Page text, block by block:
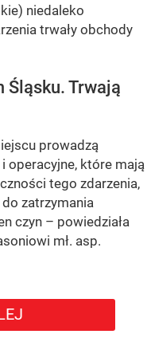
niedaleko
trwały obchody
Śląsku. Trwają
prowadzą
operacyjne, które mają
tego zdarzenia,
zatrzymania
czyn – powiedziała
mł. asp.